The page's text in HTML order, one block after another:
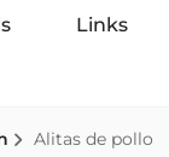
Links
Alitas de pollo